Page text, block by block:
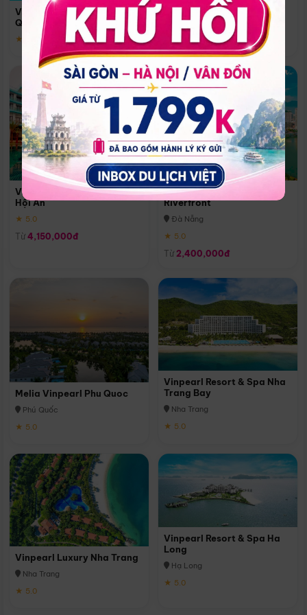
Vinpearl Resort & Spa Phu
Quoc
★ 5.0
Quoc
Phú Quốc
★ 5.0
Vinpearl Resort & Golf Nam
Hội An
★ 5.0
Từ 4,150,000đ
Melia Vinpearl Danang
Riverfront
Đà Nẵng
★ 5.0
Từ 2,400,000đ
Melia Vinpearl Phu Quoc
Phú Quốc
★ 5.0
Vinpearl Resort & Spa Nha
Trang Bay
Nha Trang
★ 5.0
Vinpearl Luxury Nha Trang
Nha Trang
★ 5.0
Vinpearl Resort & Spa Ha
Long
Hạ Long
★ 5.0